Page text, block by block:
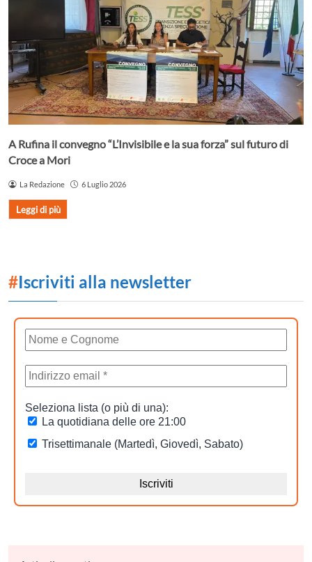
A Rufina il convegno “L’Invisibile e la sua forza” sul futuro di
Croce a Mori
La Redazione 6 Luglio 2026
Leggi di più
#Iscriviti alla newsletter